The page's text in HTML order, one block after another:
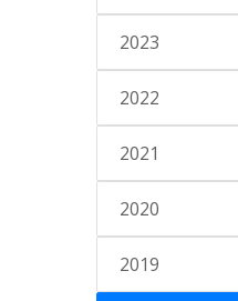
2023
2022
2021
2020
2019